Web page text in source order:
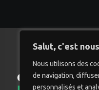
Salut, c'est
Nous utilisons des
de navigation,
personnalisés et